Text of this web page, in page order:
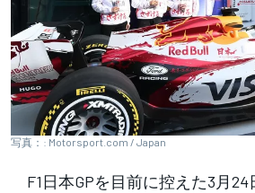
写真：: Motorsport.com / Japan
F1日本GPを目前に控えた3月